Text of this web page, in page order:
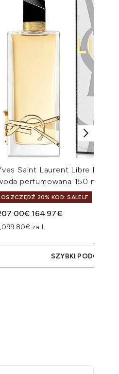
Saint Laurent Libre Eau
perfumowana 150 ml
OSZCZĘDŹ 20% KOD: SALELF
cena detaliczna:
Aktualna cena:
164.97€
za L
SZYBKI PODGLĄD